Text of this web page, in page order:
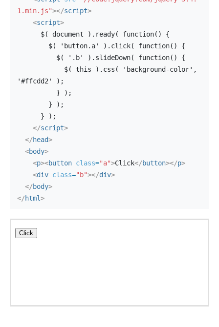
1.min.js"></script>
<script>
      $( document ).ready( function() {
        $( 'button.a' ).click( function() {
          $( '.b' ).slideDown( function() {
'#ffcdd2' );
          } );
        } );
      } );
</script>
</head>
<body>
<p><button class="a">Click</button></p>
<div class="b"></div>
</body>
</html>